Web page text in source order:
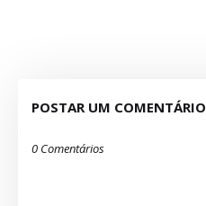
POSTAR UM COMENTÁRIO
0 Comentários